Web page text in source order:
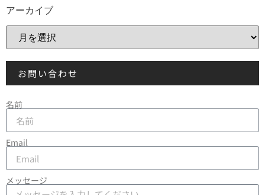
アーカイブ
お問い合わせ
名前
Email
メッセージ